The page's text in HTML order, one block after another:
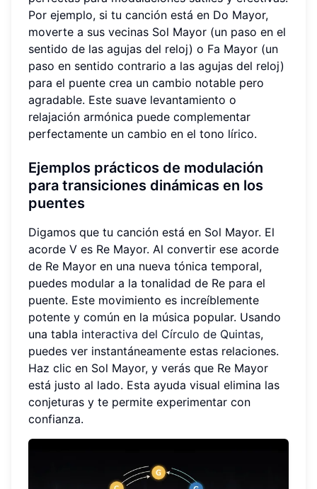
Por ejemplo, si tu canción está en Do Mayor,
moverte a sus vecinas Sol Mayor (un paso en el
sentido de las agujas del reloj) o Fa Mayor (un
paso en sentido contrario a las agujas del reloj)
para el puente crea un cambio notable pero
agradable. Este suave levantamiento o
relajación armónica puede complementar
perfectamente un cambio en el tono lírico.
Ejemplos prácticos de modulación
para transiciones dinámicas en los
puentes
Digamos que tu canción está en Sol Mayor. El
acorde V es Re Mayor. Al convertir ese acorde
de Re Mayor en una nueva tónica temporal,
puedes modular a la tonalidad de Re para el
puente. Este movimiento es increíblemente
potente y común en la música popular. Usando
una tabla interactiva del Círculo de Quintas,
puedes ver instantáneamente estas relaciones.
Haz clic en Sol Mayor, y verás que Re Mayor
está justo al lado. Esta ayuda visual elimina las
conjeturas y te permite experimentar con
confianza.